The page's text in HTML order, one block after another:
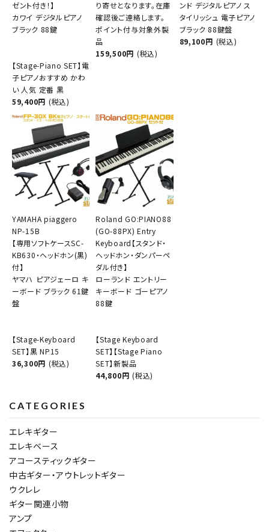
ゼント付き！】
カワイ デジタルピアノ
ブラック 88鍵
【Stage-Piano SET】電
子ピアノおすすめ かわ
い 人気 定番 黒
59,400円 (税込)
り寄せとなります。在庫
確認後ご連絡します。
ポイント付与対象外製
品
159,500円 (税込)
ンド デジタルピアノ ス
タイリッシュ 電子ピアノ
ブラック 88鍵盤
89,100円 (税込)
YAMAHA piaggero
NP-15B
【専用ソフトケースSC-
KB630・ヘッドホン(黒)
付】
ヤマハ ピアジェーロ キ
ーボード ブラック 61鍵
盤
【Stage-Keyboard
SET】黒 NP15
36,300円 (税込)
Roland GO:PIANO88
(GO-88PX) Entry
Keyboard【スタンド・
ヘッドホン・ダンパーペ
ダル付き】
ローランド エントリー
キーボード ゴーピアノ
88鍵
【Stage Keyboard
SET】【Stage Piano
SET】新製品
44,800円 (税込)
CATEGORIES
エレキギター
エレキベース
アコースティックギター
中古ギター・アウトレットギター
ウクレレ
ギター関連小物
アンプ